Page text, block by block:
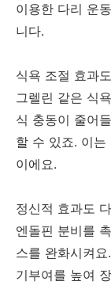
이용한 다리 운
니다.
식욕 조절 효과
그렐린 같은 식
식 충동이 줄어
할 수 있죠. 이는
이에요.
정신적 효과도
엔돌핀 분비를
스를 완화시켜
기부여를 높여